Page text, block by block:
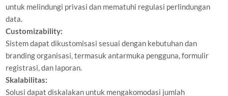
untuk melindungi privasi dan mematuhi regulasi perlindungan
data.
Customizability:
Sistem dapat dikustomisasi sesuai dengan kebutuhan dan
branding organisasi, termasuk antarmuka pengguna, formulir
registrasi, dan laporan.
Skalabilitas:
Solusi dapat diskalakan untuk mengakomodasi jumlah